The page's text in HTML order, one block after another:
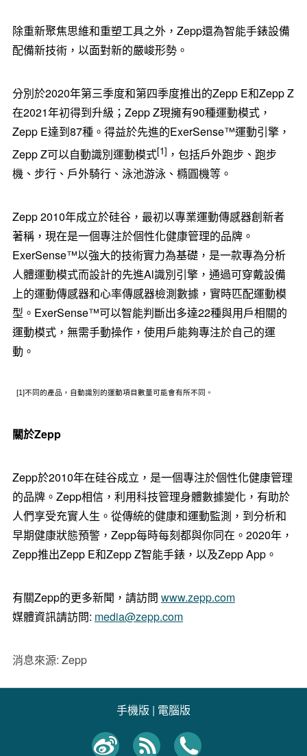
除重新聚焦思維和重塑工具之外，Zepp還為智能手錶設備
配備新技術，以面對新的嚴峻形勢。
分別於2020年第三季度和第四季度推出的Zepp E和Zepp Z
在2021年初得到升級；Zepp Z現擁有90種運動模式，
Zepp E達到87種。得益於先進的ExerSense™運動引擎，
Zepp Z可以自動識別運動模式[1] ，包括戶外跑步、跑步
機、步行、戶外騎行、泳池游泳、橢圓機等。
Zepp 2010年成立於硅谷，最初以專業運動傳感器創新者
著稱，現在是一個專注於個性化健康管理的品牌。
ExerSense™以強大的技術實力為基礎，是一款專為分析
人體運動模式而設計的先進Al識別引擎，通過可穿戴設備
上的運動傳感器和心率傳感器檢測數據，實時匹配運動模
型。ExerSense™可以智能判斷出多達22種與用戶相關的
運動模式，無需手動操作，使用戶能夠專注於自己的運
動。
[1]不同的產品，自動識別的運動項目數量可能會有所不同。
關於Zepp
Zepp於2010年在硅谷成立，是一個專注於個性化健康管理
的品牌。Zepp相信，利用科技管理身體數據變化，有助於
人們享受充實人生。從傳統的健康和運動監測，到分析和
早期健康狀態預警，Zepp每時每刻都與你同在。2020年，
Zepp推出Zepp E和Zepp Z智能手錶，以及Zepp App。
有關Zepp的更多新聞，請訪問 www.zepp.com
媒體資訊請訪問: media@zepp.com
消息來源: Zepp
手機版 | 電腦版